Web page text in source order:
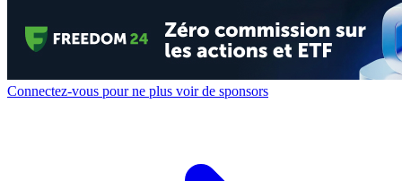
Connectez-vous pour ne plus voir de sponsors